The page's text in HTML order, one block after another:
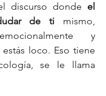
discurso donde el
de ti mismo,
y
loco. Eso tiene